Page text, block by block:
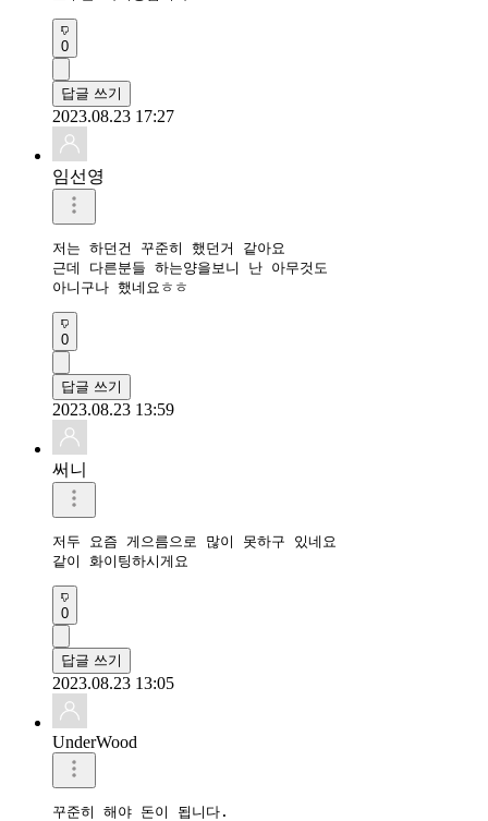
0
답글 쓰기
2023.08.23 17:27
임선영
저는 하던건 꾸준히 했던거 같아요
근데 다른분들 하는양을보니 난 아무것도
아니구나 했네요ㅎㅎ
0
답글 쓰기
2023.08.23 13:59
써니
저두 요즘 게으름으로 많이 못하구 있네요
같이 화이팅하시게요
0
답글 쓰기
2023.08.23 13:05
UnderWood
꾸준히 해야 돈이 됩니다.